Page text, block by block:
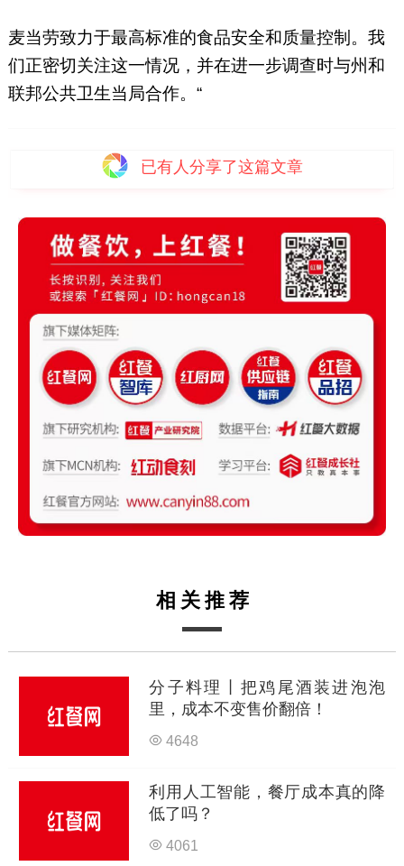
麦当劳致力于最高标准的食品安全和质量控制。我
们正密切关注这一情况，并在进一步调查时与州和
联邦公共卫生当局合作。“
已有 人分享了这篇文章
相关推荐
分子料理丨把鸡尾酒装进泡泡
里，成本不变售价翻倍！
4648
利用人工智能，餐厅成本真的降
低了吗？
4061